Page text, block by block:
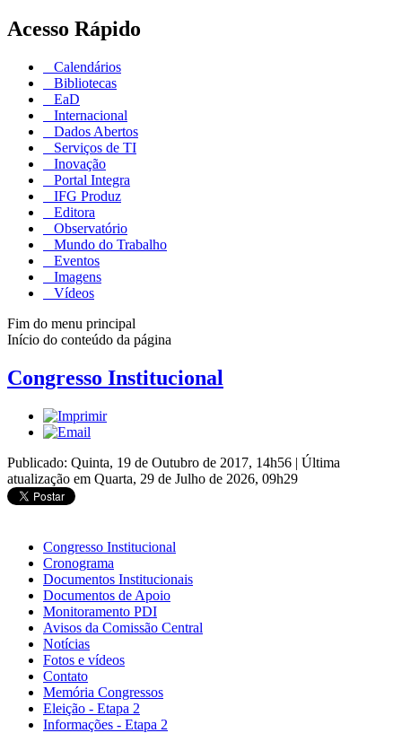
Acesso Rápido
Calendários
Bibliotecas
EaD
Internacional
Dados Abertos
Serviços de TI
Inovação
Portal Integra
IFG Produz
Editora
Observatório
Mundo do Trabalho
Eventos
Imagens
Vídeos
Fim do menu principal
Início do conteúdo da página
Congresso Institucional
Publicado: Quinta, 19 de Outubro de 2017, 14h56 | Última
atualização em Quarta, 29 de Julho de 2026, 09h29
Congresso Institucional
Cronograma
Documentos Institucionais
Documentos de Apoio
Monitoramento PDI
Avisos da Comissão Central
Notícias
Fotos e vídeos
Contato
Memória Congressos
Eleição - Etapa 2
Informações - Etapa 2